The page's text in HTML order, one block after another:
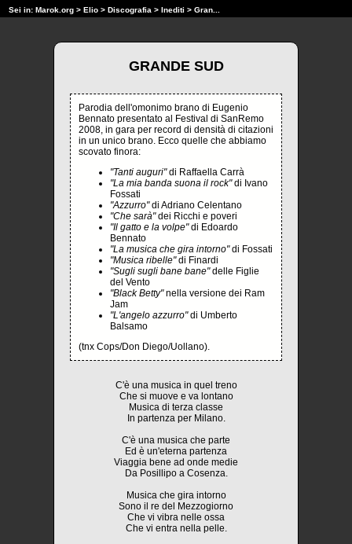
Sei in: Marok.org > Elio > Discografia > Inediti > Gran...
GRANDE SUD
Parodia dell'omonimo brano di Eugenio
Bennato presentato al Festival di SanRemo
2008, in gara per record di densità di citazioni
in un unico brano. Ecco quelle che abbiamo
scovato finora:
"Tanti auguri"di Raffaella Carrà
"La mia banda suona il rock"di Ivano
Fossati
"Azzurro"di Adriano Celentano
"Che sarà"dei Ricchi e poveri
"Il gatto e la volpe"di Edoardo
Bennato
"La musica che gira intorno"di Fossati
"Musica ribelle"di Finardi
"Sugli sugli bane bane"delle Figlie
del Vento
"Black Betty"nella versione dei Ram
Jam
"L'angelo azzurro"di Umberto
Balsamo
(tnx Cops/Don Diego/Uollano).
C'è una musica in quel treno
Che si muove e va lontano
Musica di terza classe
In partenza per Milano.
C'è una musica che parte
Ed è un'eterna partenza
Viaggia bene ad onde medie
Da Posillipo a Cosenza.
Musica che gira intorno
Sono il re del Mezzogiorno
Che vi vibra nelle ossa
Che vi entra nella pelle.